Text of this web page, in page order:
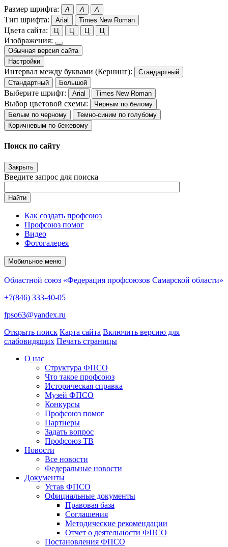
Размер шрифта: A A A
Тип шрифта: Arial Times New Roman
Цвета сайта: Ц Ц Ц Ц
Изображения:
Обычная версия сайта
Настройки
Интервал между буквами (Кернинг):
Стандартный
Стандартный
Большой
Выберите шрифт: Arial Times New Roman
Выбор цветовой схемы:
Черным по белому
Белым по черному
Темно-синим по голубому
Коричневым по бежевому
Поиск по сайту
Закрыть
Введите запрос для поиска
Найти
Как создать профсоюз
Профсоюз помог
Видео
Фотогалерея
Мобильное меню
Областной союз «Федерация профсоюзов Самарской области»
+7(846) 333-40-05
fpso63@yandex.ru
Открыть поиск Карта сайта Включить версию для
слабовидящих Печать страницы
О нас
Структура ФПСО
Что такое профсоюз
Историческая справка
Музей ФПСО
Конкурсы
Профсоюз помог
Партнеры
Задать вопрос
Профсоюз ТВ
Новости
Все новости
Федеральные новости
Документы
Устав ФПСО
Официальные документы
Правовая база
Соглашения
Методические рекомендации
Отчет о деятельности ФПСО
Постановления ФПСО